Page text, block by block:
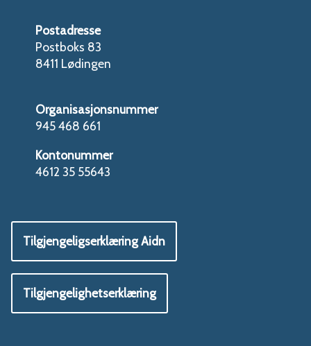
Postadresse
Postboks 83
8411 Lødingen
Organisasjonsnummer
945 468 661
Kontonummer
4612 35 55643
Tilgjengeligserklæring Aidn
Tilgjengelighetserklæring